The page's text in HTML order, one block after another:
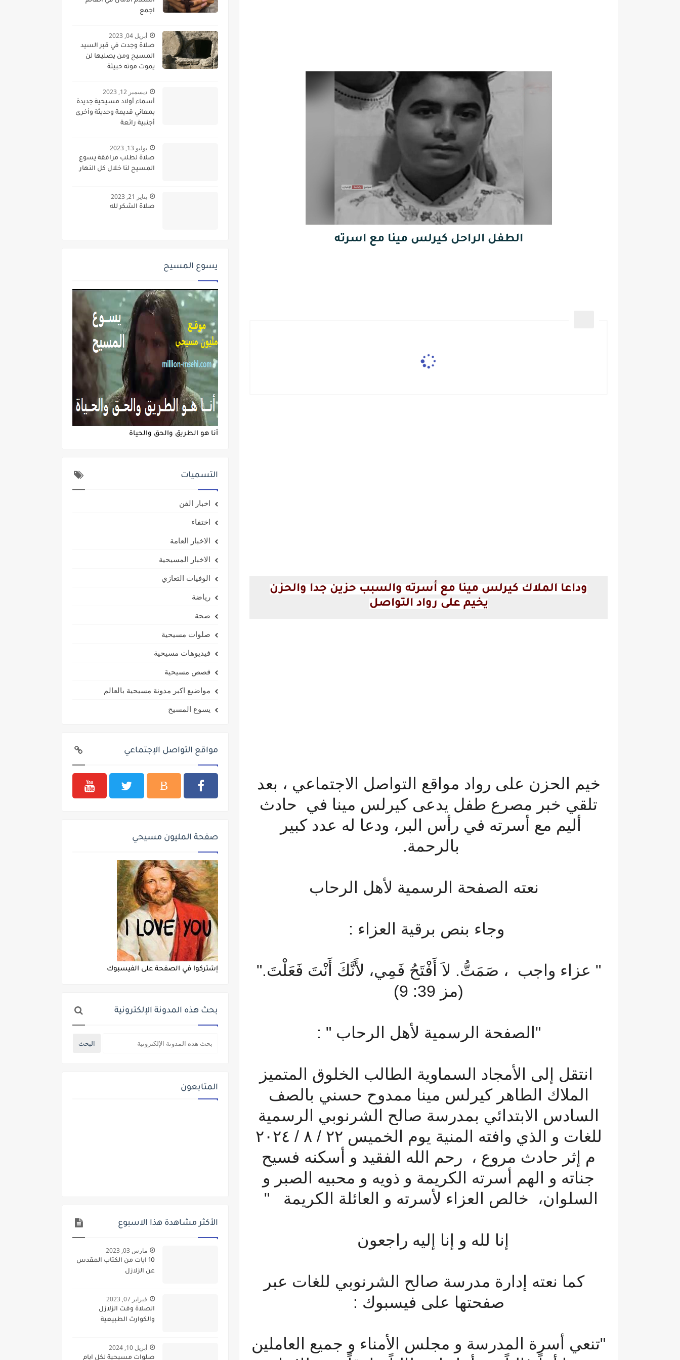
الطفل الراحل كيرلس مينا مع اسرته
وداعا الملاك كيرلس مينا مع أسرته والسبب حزين جدا والحزن
يخيم على رواد التواصل
خيم الحزن على رواد مواقع التواصل الاجتماعي ، بعد
تلقي خبر مصرع طفل يدعى كيرلس مينا في حادث
أليم مع أسرته في رأس البر، ودعا له عدد كبير
بالرحمة.
نعته الصفحة الرسمية لأهل الرحاب
وجاء بنص برقية العزاء :
" عزاء واجب ، صَمَتُّ. لاَ أَفْتَحُ فَمِي، لأَنَّكَ أَنْتَ فَعَلْتَ."
(مز 39: 9)
"الصفحة الرسمية لأهل الرحاب " :
انتقل إلى الأمجاد السماوية الطالب الخلوق المتميز
الملاك الطاهر كيرلس مينا ممدوح حسني بالصف
السادس الابتدائي بمدرسة صالح الشرنوبي الرسمية
للغات و الذي وافته المنية يوم الخميس ٢٢ / ٨ / ٢٠٢٤
م إثر حادث مروع ، رحم الله الفقيد و أسكنه فسيح
جناته و الهم أسرته الكريمة و ذويه و محبيه الصبر و
السلوان، خالص العزاء لأسرته و العائلة الكريمة "
إنا لله و إنا إليه راجعون
كما نعته إدارة مدرسة صالح الشرنوبي للغات عبر
صفحتها على فيسبوك :
"تنعي أسرة المدرسة و مجلس الأمناء و جميع العاملين
اجمع
أبريل 04, 2023
صلاة وجدت في قبر السيد
المسيح ومن يصليها لن
يموت موته خبيثة
ديسمبر 12, 2023
أسماء أولاد مسيحية جديدة
بمعاني قديمة وحديثة وأخرى
أجنبية رائعة
يوليو 13, 2023
صلاة لطلب مرافقة يسوع
المسيح لنا خلال كل النهار
يناير 21, 2023
صلاة الشكر لله
يسوع المسيح
أنا هو الطريق والحق والحياة
التسميات
اخبار الفن
اختفاء
الاخبار العامة
الاخبار المسيحية
الوفيات التعازي
رياضة
صحة
صلوات مسيحية
فيديوهات مسيحية
قصص مسيحية
مواضيع اكبر مدونة مسيحية بالعالم
يسوع المسيح
مواقع التواصل الإجتماعي
صفحة المليون مسيحي
إشتركوا في الصفحة على الفيسبوك
بحث هذه المدونة الإلكترونية
المتابعون
الأكثر مشاهدة هذا الاسبوع
مارس 03, 2023
10 ايات من الكتاب المقدس
عن الزلازل
فبراير 07, 2023
الصلاة وقت الزلازل
والكوارث الطبيعية
أبريل 10, 2024
صلوات مسيحية لكل ايام